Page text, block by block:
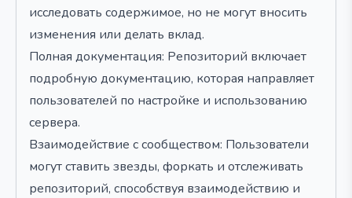
исследовать содержимое, но не могут вносить
изменения или делать вклад.
Полная документация: Репозиторий включает
подробную документацию, которая направляет
пользователей по настройке и использованию
сервера.
Взаимодействие с сообществом: Пользователи
могут ставить звезды, форкать и отслеживать
репозиторий, способствуя взаимодействию и